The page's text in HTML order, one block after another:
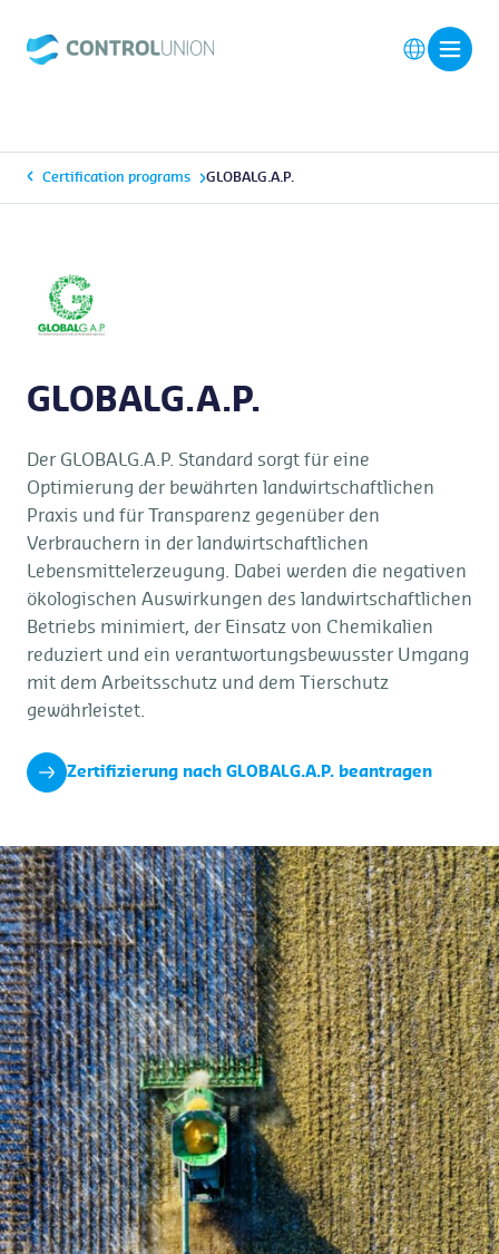
Certification programs GLOBALG.A.P.
GLOBALG.A.P.
Der GLOBALG.A.P. Standard sorgt für eine
Optimierung der bewährten landwirtschaftlichen
Praxis und für Transparenz gegenüber den
Verbrauchern in der landwirtschaftlichen
Lebensmittelerzeugung. Dabei werden die negativen
ökologischen Auswirkungen des landwirtschaftlichen
Betriebs minimiert, der Einsatz von Chemikalien
reduziert und ein verantwortungsbewusster Umgang
mit dem Arbeitsschutz und dem Tierschutz
gewährleistet.
Zertifizierung nach GLOBALG.A.P. beantragen